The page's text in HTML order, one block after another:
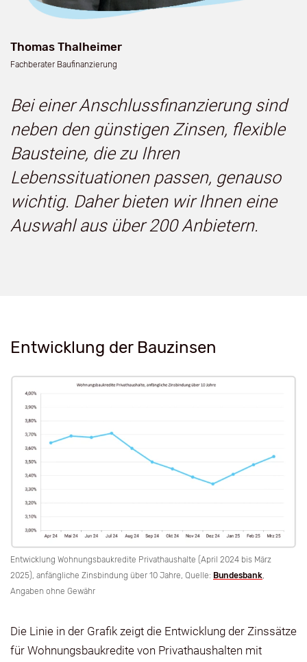
Thomas Thalheimer
Fachberater Baufinanzierung
Bei einer Anschlussfinanzierung sind
neben den günstigen Zinsen, flexible
Bausteine, die zu Ihren
Lebenssituationen passen, genauso
wichtig. Daher bieten wir Ihnen eine
Auswahl aus über 200 Anbietern.
Entwicklung der Bauzinsen
Entwicklung Wohnungsbaukredite Privathaushalte (April 2024 bis März
2025), anfängliche Zinsbindung über 10 Jahre, Quelle: Bundesbank,
Angaben ohne Gewähr
Die Linie in der Grafik zeigt die Entwicklung der Zinssätze
für Wohnungsbaukredite von Privathaushalten mit